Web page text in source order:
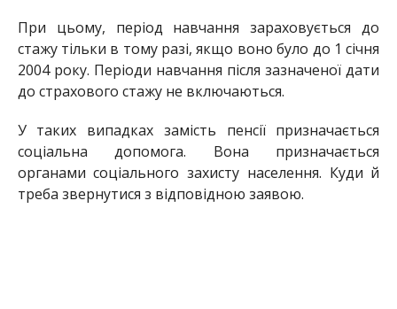
При цьому, період навчання зараховується до
стажу тільки в тому разі, якщо воно було до 1 січня
2004 року. Періоди навчання після зазначеної дати
до страхового стажу не включаються.
У таких випадках замість пенсії призначається
соціальна допомога. Вона призначається
органами соціального захисту населення. Куди й
треба звернутися з відповідною заявою.